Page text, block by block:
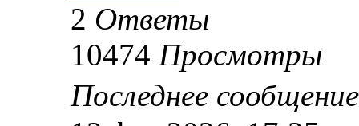
2 Ответы
10474 Просмотры
Последнее